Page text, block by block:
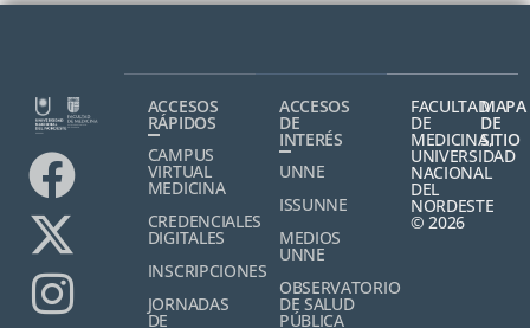
ACCESOS
RÁPIDOS
CAMPUS
VIRTUAL
MEDICINA
CREDENCIALES
DIGITALES
INSCRIPCIONES
JORNADAS
DE
ACCESOS
DE
INTERÉS
UNNE
ISSUNNE
MEDIOS
UNNE
OBSERVATORIO
DE SALUD
PÚBLICA
FACULTAD
DE
MEDICINA,
UNIVERSIDAD
NACIONAL
DEL
NORDESTE
© 2026
MAPA
DE
SITIO